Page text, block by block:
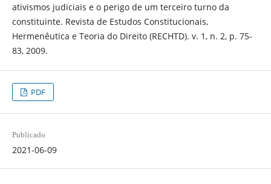
ativismos judiciais e o perigo de um terceiro turno da
constituinte. Revista de Estudos Constitucionais,
Hermenêutica e Teoria do Direito (RECHTD). v. 1, n. 2, p. 75-
83, 2009.
PDF
Publicado
2021-06-09